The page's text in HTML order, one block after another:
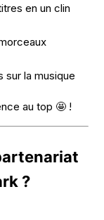
en un clin
sur la musique
au top 🤩 !
?